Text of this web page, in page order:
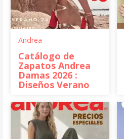
Andrea
Catálogo de
Zapatos Andrea
Damas 2026 :
Diseños Verano